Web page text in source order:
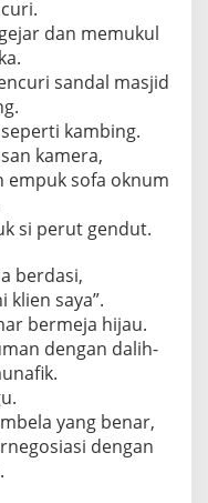
dan memukul
sandal masjid
kambing.
kamera,
empuk sofa oknum
si perut gendut.
berdasi,
klien saya”.
bermeja hijau.
dengan dalih-
yang benar,
dengan